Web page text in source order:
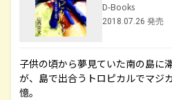
D-Books
2018.07.26 発売
子供の頃から夢見ていた南の島に
が、島で出合うトロピカルでマジ
憶。